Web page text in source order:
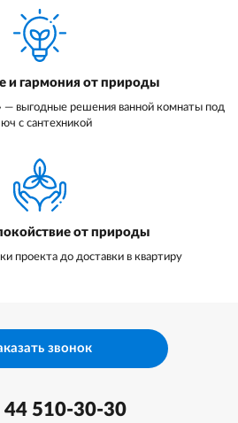
и гармония от природы
— выгодные решения ванной комнаты под
с сантехникой
от природы
проекта до доставки в квартиру
44 510-30-30
звонок